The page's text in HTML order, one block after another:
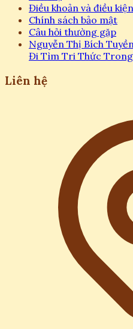
Điều khoản và điều kiện
Chính sách bảo mật
Câu hỏi thường gặp
Nguyễn Thị Bích
Đi Tìm Tri Thức Trong
Liên hệ